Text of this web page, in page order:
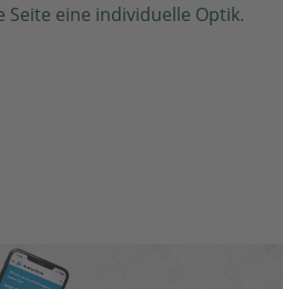
eine individuelle Optik.